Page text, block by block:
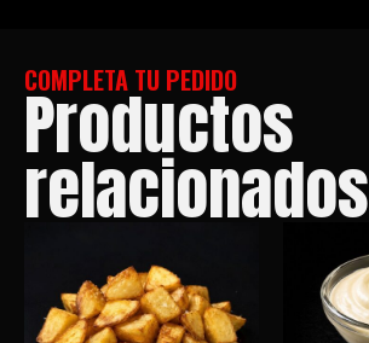
COMPLETA TU PEDIDO
Productos
relacionados